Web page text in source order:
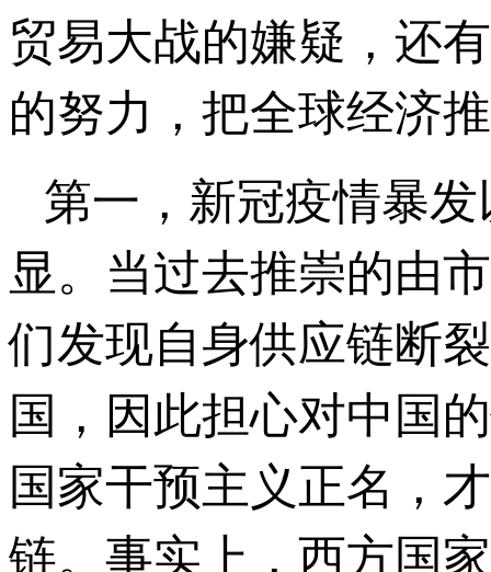
贸易大战的嫌疑，还
的努力，把全球经济
第一，新冠疫情暴
显。当过去推崇的由
们发现自身供应链断
国，因此担心对中国
国家干预主义正名，
链。事实上，西方国